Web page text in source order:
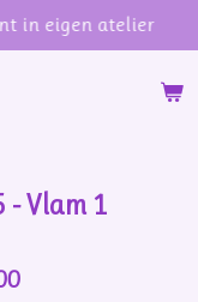
in eigen atelier
- Vlam 1